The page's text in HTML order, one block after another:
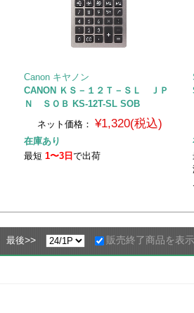
Canon キヤノン
CANON ＫＳ－１２Ｔ－ＳＬ ＪＰ
Ｎ ＳＯＢ KS-12T-SL SOB
ネット価格：
¥1,320(税込)
在庫あり
最短1〜3日で出荷
最後>> 販売終了商品を表